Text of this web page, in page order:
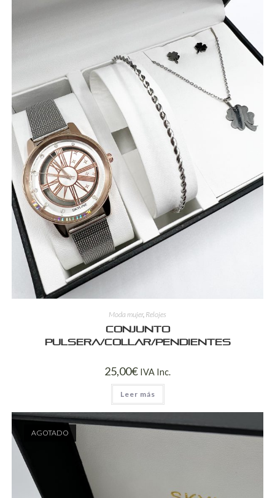
Moda mujer, Relojes
Conjunto
pulsera/collar/pendientes
25,00€ IVA Inc.
Leer más
AGOTADO